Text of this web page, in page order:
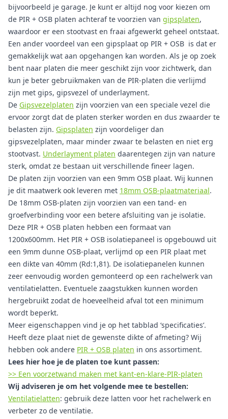
bijvoorbeeld je garage. Je kunt er altijd nog voor kiezen om
de PIR + OSB platen achteraf te voorzien van gipsplaten,
waardoor er een stootvast en fraai afgewerkt geheel ontstaat.
Een ander voordeel van een gipsplaat op PIR + OSB is dat er
gemakkelijk wat aan opgehangen kan worden. Als je op zoek
bent naar platen die meer geschikt zijn voor zichtwerk, dan
kun je beter gebruikmaken van de PIR-platen die verlijmd
zijn met gips, gipsvezel of underlayment.
De Gipsvezelplaten zijn voorzien van een speciale vezel die
ervoor zorgt dat de platen sterker worden en dus zwaarder te
belasten zijn. Gipsplaten zijn voordeliger dan
gipsvezelplaten, maar minder zwaar te belasten en niet erg
stootvast. Underlayment platen daarentegen zijn van nature
sterk, omdat ze bestaan uit verschillende fineer lagen.
De platen zijn voorzien van een 9mm OSB plaat. Wij kunnen
je dit maatwerk ook leveren met 18mm OSB-plaatmateriaal.
De 18mm OSB-platen zijn voorzien van een tand- en
groefverbinding voor een betere afsluiting van je isolatie.
Deze PIR + OSB platen hebben een formaat van
1200x600mm. Het PIR + OSB isolatiepaneel is opgebouwd uit
een 9mm dunne OSB-plaat, verlijmd op een PIR plaat met
een dikte van 40mm (Rd:1,81). De isolatiepanelen kunnen
zeer eenvoudig worden gemonteerd op een rachelwerk van
ventilatielatten. Eventuele zaagstukken kunnen worden
hergebruikt zodat de hoeveelheid afval tot een minimum
wordt beperkt.
Meer eigenschappen vind je op het tabblad ‘specificaties’.
Heeft deze plaat niet de gewenste dikte of afmeting? Wij
hebben ook andere PIR + OSB platen in ons assortiment.
Lees hier hoe je de platen toe kunt passen:
>> Een voorzetwand maken met kant-en-klare-PIR-platen
Wij adviseren je om het volgende mee te bestellen:
Ventilatielatten: gebruik deze latten voor het rachelwerk en
verbeter zo de ventilatie.